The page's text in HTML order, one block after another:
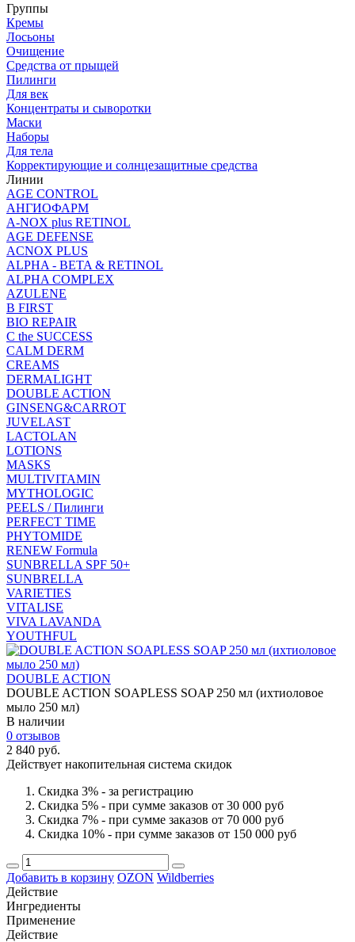
Группы
Кремы
Лосьоны
Очищение
Средства от прыщей
Пилинги
Для век
Концентраты и сыворотки
Маски
Наборы
Для тела
Корректирующие и солнцезащитные средства
Линии
AGE CONTROL
АНГИОФАРМ
A-NOX plus RETINOL
AGE DEFENSE
ACNOX PLUS
ALPHA - BETA & RETINOL
ALPHA COMPLEX
AZULENE
B FIRST
BIO REPAIR
C the SUCCESS
CALM DERM
CREAMS
DERMALIGHT
DOUBLE ACTION
GINSENG&CARROT
JUVELAST
LACTOLAN
LOTIONS
MASKS
MULTIVITAMIN
MYTHOLOGIC
PEELS / Пилинги
PERFECT TIME
PHYTOMIDE
RENEW Formula
SUNBRELLA SPF 50+
SUNBRELLA
VARIETIES
VITALISE
VIVA LAVANDA
YOUTHFUL
DOUBLE ACTION
DOUBLE ACTION SOAPLESS SOAP 250 мл (ихтиоловое
мыло 250 мл)
В наличии
0 отзывов
2 840 руб.
Действует накопительная система скидок
Скидка 3% - за регистрацию
Скидка 5% - при сумме заказов от 30 000 руб
Скидка 7% - при сумме заказов от 70 000 руб
Скидка 10% - при сумме заказов от 150 000 руб
Добавить в корзину OZON Wildberries
Действие
Ингредиенты
Применение
Действие